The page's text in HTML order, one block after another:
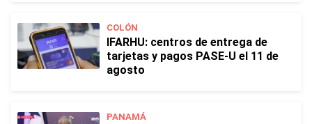
COLÓN
IFARHU: centros de entrega de
tarjetas y pagos PASE-U el 11 de
agosto
PANAMÁ